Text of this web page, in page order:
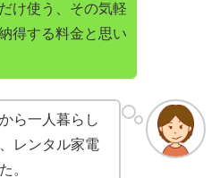
け使う、その気軽
得する料金と思い
ら一人暮らし
レンタル家電
。